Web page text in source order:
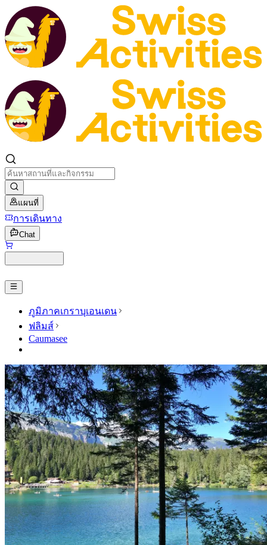
แผนที่
การเดินทาง
Chat
ภูมิภาคเกราบุเอนเดน
ฟลิมส์
Caumasee